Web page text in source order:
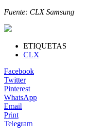
Fuente: CLX Samsung
ETIQUETAS
CLX
Facebook
Twitter
Pinterest
WhatsApp
Email
Print
Telegram